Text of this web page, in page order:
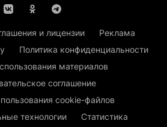
и лицензии
Реклама
Политика конфиденциальности
материалов
соглашение
cookie-файлов
технологии
Статистика